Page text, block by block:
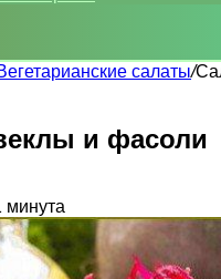
салаты/
и фасоли
минута